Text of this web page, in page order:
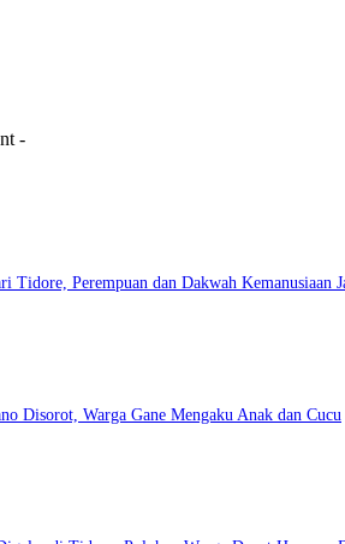
-
Tidore, Perempuan dan Dakwah Kemanusiaan
Disorot, Warga Gane Mengaku Anak dan Cucu